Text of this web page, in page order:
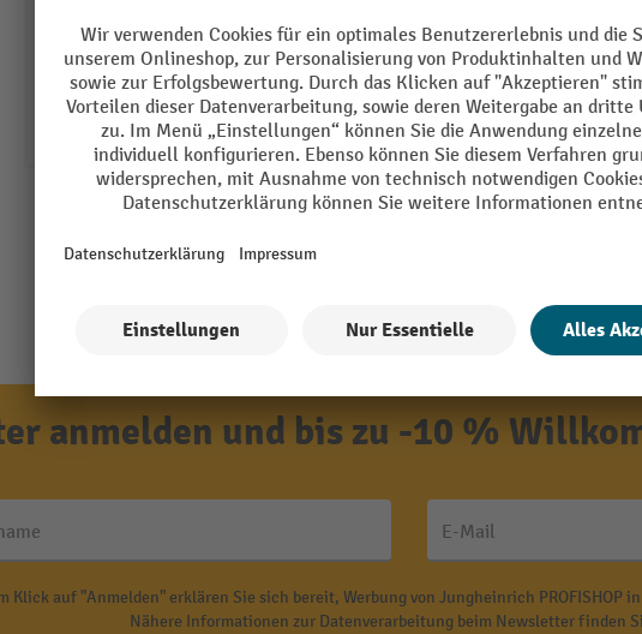
Standfläche mit Gitterrost
anmelden und bis zu -10 %
E-Mail
Klick auf "Anmelden" erklären Sie sich bereit, Werbung von Jungheinrich PROFISHOP
Nähere Informationen zur Datenverarbeitung beim Newsletter finden